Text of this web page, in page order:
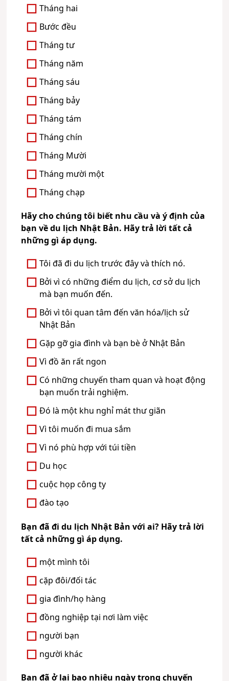
Tháng hai
Bước đều
Tháng tư
Tháng năm
Tháng sáu
Tháng bảy
Tháng tám
Tháng chín
Tháng Mười
Tháng mười một
Tháng chạp
Hãy cho chúng tôi biết nhu cầu và ý định của
bạn về du lịch Nhật Bản. Hãy trả lời tất cả
những gì áp dụng.
Tôi đã đi du lịch trước đây và thích nó.
Bởi vì có những điểm du lịch, cơ sở du lịch
mà bạn muốn đến.
Bởi vì tôi quan tâm đến văn hóa/lịch sử
Nhật Bản
Gặp gỡ gia đình và bạn bè ở Nhật Bản
Vì đồ ăn rất ngon
Có những chuyến tham quan và hoạt động
bạn muốn trải nghiệm.
Đó là một khu nghỉ mát thư giãn
Vì tôi muốn đi mua sắm
Vì nó phù hợp với túi tiền
Du học
cuộc họp công ty
đào tạo
Bạn đã đi du lịch Nhật Bản với ai? Hãy trả lời
tất cả những gì áp dụng.
một mình tôi
cặp đôi/đối tác
gia đình/họ hàng
đồng nghiệp tại nơi làm việc
người bạn
người khác
Bạn đã ở lại bao nhiêu ngày trong chuyến